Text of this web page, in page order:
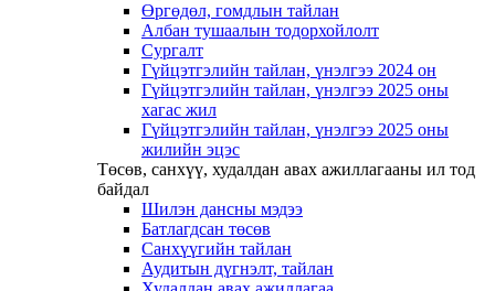
Өргөдөл, гомдлын тайлан
Албан тушаалын тодорхойлолт
Сургалт
Гүйцэтгэлийн тайлан, үнэлгээ 2024 он
Гүйцэтгэлийн тайлан, үнэлгээ 2025 оны
хагас жил
Гүйцэтгэлийн тайлан, үнэлгээ 2025 оны
жилийн эцэс
Төсөв, санхүү, худалдан авах ажиллагааны ил тод
байдал
Шилэн дансны мэдээ
Батлагдсан төсөв
Санхүүгийн тайлан
Аудитын дүгнэлт, тайлан